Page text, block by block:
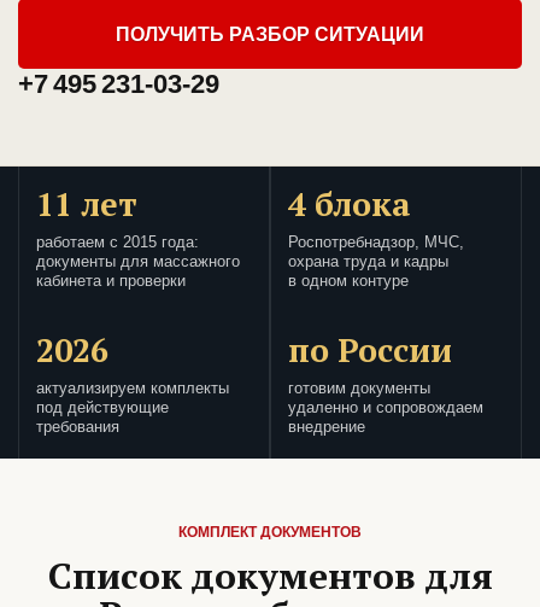
ПОЛУЧИТЬ РАЗБОР СИТУАЦИИ
+7 495 231-03-29
11 лет
работаем с 2015 года:
документы для массажного
кабинета и проверки
4 блока
Роспотребнадзор, МЧС,
охрана труда и кадры
в одном контуре
2026
актуализируем комплекты
под действующие
требования
по России
готовим документы
удаленно и сопровождаем
внедрение
КОМПЛЕКТ ДОКУМЕНТОВ
Список документов для